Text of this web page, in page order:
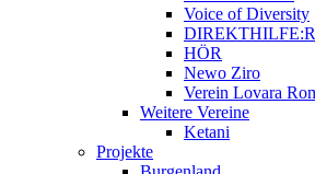
Voice of Diversity
HÖR
Newo Ziro
Verein Lovara
Weitere Vereine
Ketani
Projekte